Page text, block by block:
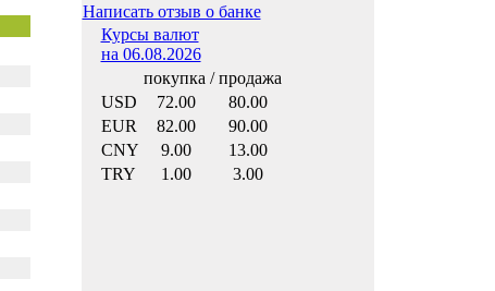
Написать отзыв о банке
Курсы валют
на 06.08.2026
покупка / продажа
USD
72.00
80.00
EUR
82.00
90.00
CNY
9.00
13.00
TRY
1.00 3.00